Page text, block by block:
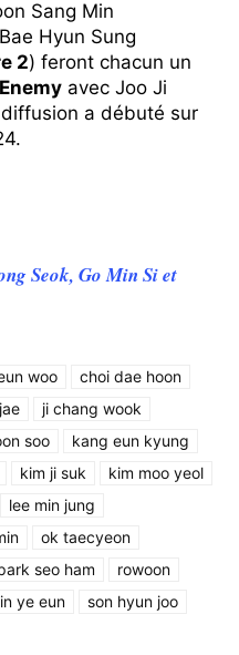
Sang Min
Hyun Sung
2) feront chacun un
avec Joo Ji
a débuté sur
Seok, Go Min Si et
woo
choi dae hoon
ji chang wook
soo
kang eun kyung
kim ji suk
kim moo yeol
lee min jung
ok taecyeon
seo ham
rowoon
ye eun
son hyun joo